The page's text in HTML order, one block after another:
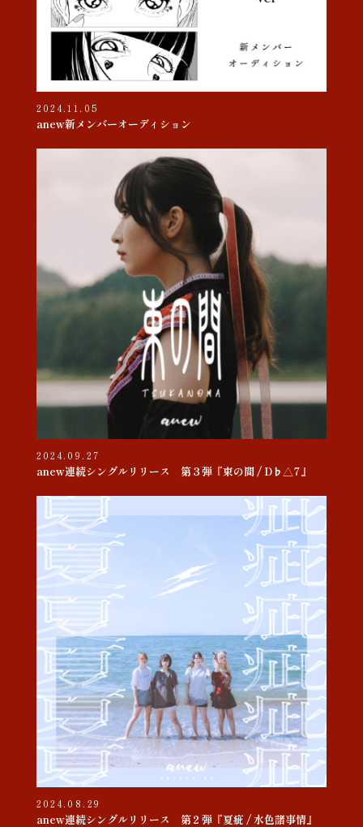
2024.11.05
anew新メンバーオーディション
2024.09.27
anew連続シングルリリース 第３弾『束の間 / D♭△7』
2024.08.29
anew連続シングルリリース 第２弾『夏疵 / 水色諸事情』